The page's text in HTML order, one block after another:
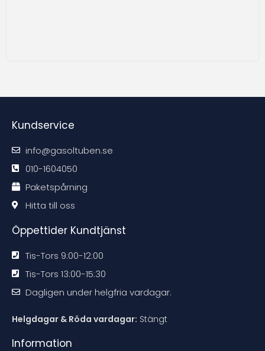
Kundservice
info@gasoltuben.se
010-1604050
Paketspårning
Hitta till oss
Öppettider Kundtjänst
Tis-Tors 9:00-12:00
Tis-Tors 13:00-15:30
Dagligen under helgfria vardagar.
Helgdagar & Röda vardagar: Stängt
Information